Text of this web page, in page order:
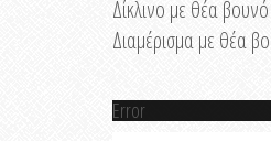
Δίκλινο με θέα βουνό
Διαμέρισμα με θέα
Error